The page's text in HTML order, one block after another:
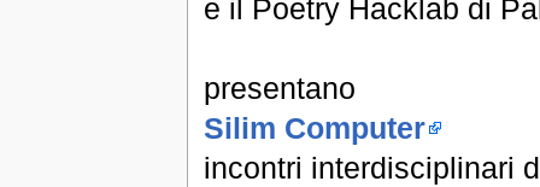
e il Poetry Hacklab di
presentano
Silim Computer
incontri interdisciplinari